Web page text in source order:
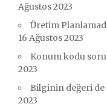
Ağustos 2023
Üretim
16 Ağustos 2023
Konum kodu
2023
Bilginin değeri de
2023